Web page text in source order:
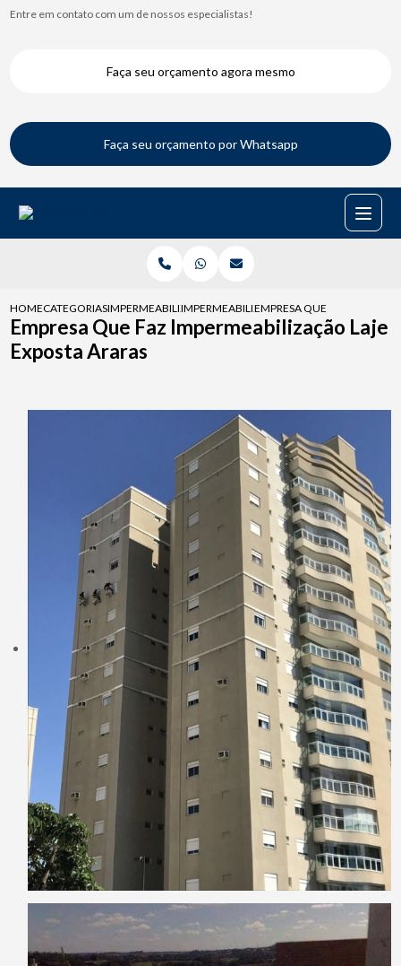
Entre em contato com um de nossos especialistas!
Faça seu orçamento agora mesmo
Faça seu orçamento por Whatsapp
HOMECATEGORIASIMPERMEABILIZACAO DE LAJES
IMPERMEABILIZACAO DE LAJE COM MANTA
EMPRESA QUE FAZ
Empresa Que Faz Impermeabilização Laje
Exposta Araras